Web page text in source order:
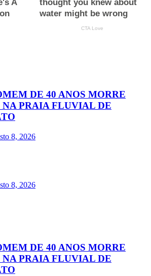
DE 40 ANOS MORRE
PRAIA FLUVIAL DE
8, 2026
8, 2026
DE 40 ANOS MORRE
PRAIA FLUVIAL DE